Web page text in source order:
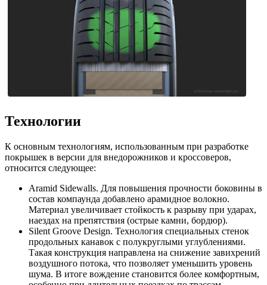
Технологии
К основным технологиям, использованным при разработке
покрышек в версии для внедорожников и кроссоверов,
относится следующее:
Aramid Sidewalls. Для повышения прочности боковины в
состав компаунда добавлено арамидное волокно.
Материал увеличивает стойкость к разрыву при ударах,
наездах на препятствия (острые камни, бордюр).
Silent Groove Design. Технология специальных стенок
продольных канавок с полукруглыми углублениями.
Такая конструкция направлена на снижение завихрений
воздушного потока, что позволяет уменьшить уровень
шума. В итоге вождение становится более комфортным,